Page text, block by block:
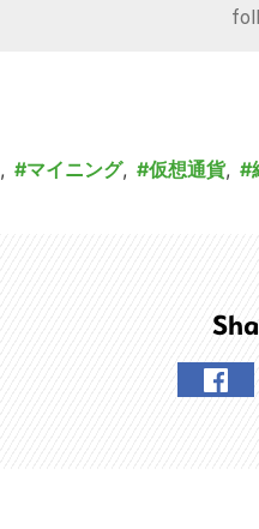
, マイニング, 仮想通貨,